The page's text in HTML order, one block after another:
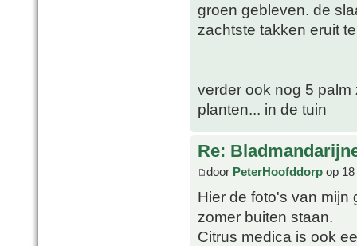
groen gebleven. de
zachtste takken eruit
verder ook nog 5
planten... in de tuin
Re:
door PeterHoofddorp op
Hier de foto's van mijn
zomer buiten staan.
Citrus medica is ook